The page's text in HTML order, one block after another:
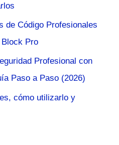
de Código Profesionales
Pro
Profesional con
Paso a Paso (2026)
cómo utilizarlo y